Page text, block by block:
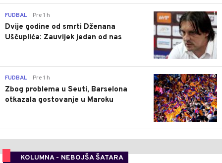
1
FUDBAL Pre 1 h
Dvije godine od smrti Dženana
Uščuplića: Zauvijek jedan od nas
0
FUDBAL Pre 1 h
Zbog problema u Seuti, Barselona
otkazala gostovanje u Maroku
KOLUMNA - NEBOJŠA ŠATARA